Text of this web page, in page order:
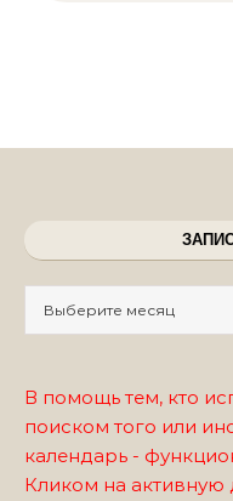
В помощь тем, кто
поиском того или
календарь -
Кликом на активную